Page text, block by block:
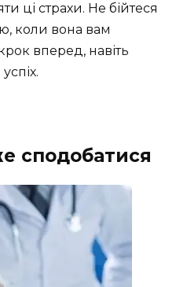
ці страхи. Не бійтеся
коли вона вам
вперед, навіть
сподобатися